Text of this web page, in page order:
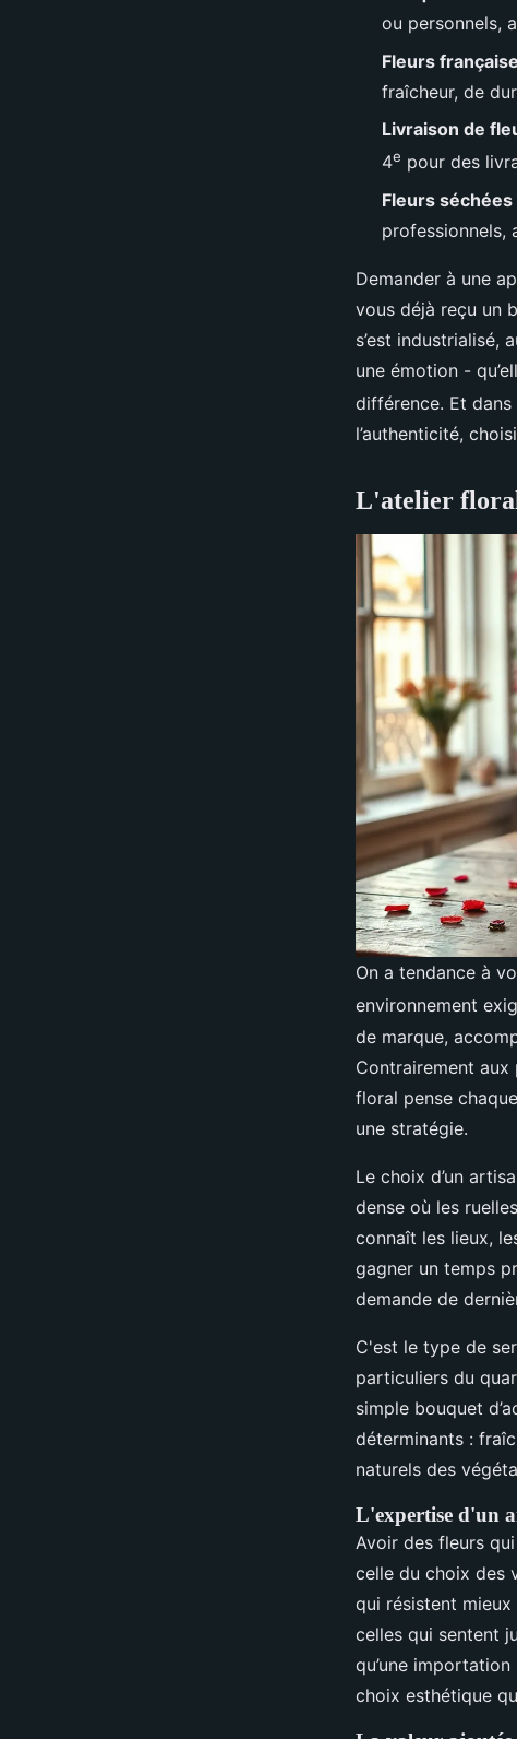
ou personnels,
Fleurs
fraîcheur, de
Livraison de
4e pour des
Fleurs séchées
professionnels,
Demander à une
vous déjà reçu un
s’est industrialisé,
une émotion -
différence. Et
l’authenticité,
L'atelier floral
On a tendance à
environnement
de marque,
Contrairement aux
floral pense
une stratégie.
Le choix d’un
dense où les
connaît les lieux,
gagner un temps
demande de
C'est le type de
particuliers du
simple bouquet
déterminants :
naturels des
L'expertise d'un
Avoir des fleurs
celle du choix des
qui résistent mieux
celles qui sentent
qu’une
choix esthétique